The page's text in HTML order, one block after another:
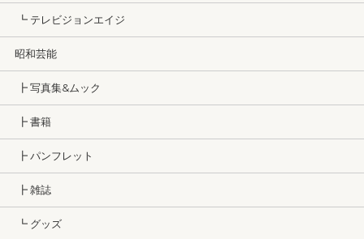
┗ テレビジョンエイジ
昭和芸能
┣ 写真集&ムック
┣ 書籍
┣ パンフレット
┣ 雑誌
┗ グッズ